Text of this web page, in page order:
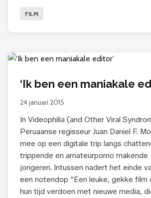
FILM
‘Ik ben een maniakale
24 januari 2015
In Videophilia (and Other Viral
Peruaanse regisseur Juan Daniel F.
mee op een digitale trip langs
trippende en amateurporno makende
jongeren. Intussen nadert het einde
een notendop “Een leuke, gekke film
hun tijd verdoen met nieuwe media,